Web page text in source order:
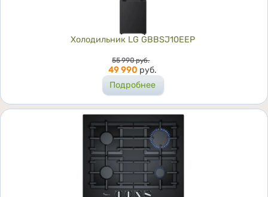
Холодильник LG GBBSJ10EEP
Цена
55 990 руб.
49 990 руб.
Подробнее